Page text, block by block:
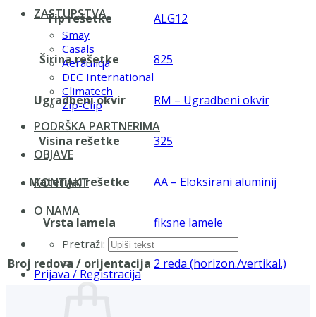
ZASTUPSTVA
Smay
Casals
Aerauliqa
DEC International
Climatech
Zip-Clip
PODRŠKA PARTNERIMA
OBJAVE
KONTAKT
O NAMA
Pretraži:
Prijava / Registracija
Tip rešetke ALG12
Širina rešetke 825
Ugradbeni okvir RM – Ugradbeni okvir
Visina rešetke 325
Materijal rešetke AA – Eloksirani aluminij
Vrsta lamela fiksne lamele
Broj redova / orijentacija 2 reda (horizon./vertikal.)